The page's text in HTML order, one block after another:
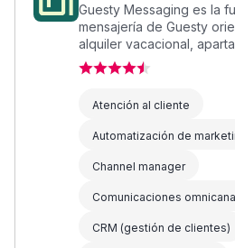
Guesty Messaging es la
mensajería de Guesty
alquiler vacacional,
Atención al cliente
Automatización de
Channel manager
Comunicaciones
CRM (gestión de clientes)